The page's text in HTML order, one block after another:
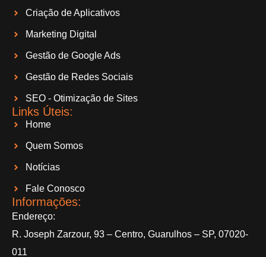
Criação de Aplicativos
Marketing Digital
Gestão de Google Ads
Gestão de Redes Sociais
SEO - Otimização de Sites
Links Úteis:
Home
Quem Somos
Notícias
Fale Conosco
Informações​:
Endereço:
R. Joseph Zarzour, 93 – Centro, Guarulhos – SP, 07020-
011